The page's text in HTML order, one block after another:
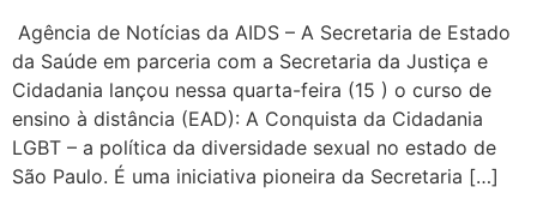
Agência de Notícias da AIDS – A Secretaria de Estado
da Saúde em parceria com a Secretaria da Justiça e
Cidadania lançou nessa quarta-feira (15 ) o curso de
ensino à distância (EAD): A Conquista da Cidadania
LGBT – a política da diversidade sexual no estado de
São Paulo. É uma iniciativa pioneira da Secretaria […]